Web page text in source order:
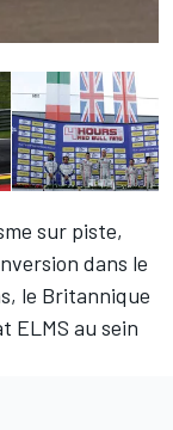
sur piste,
dans le
le Britannique
ELMS au sein